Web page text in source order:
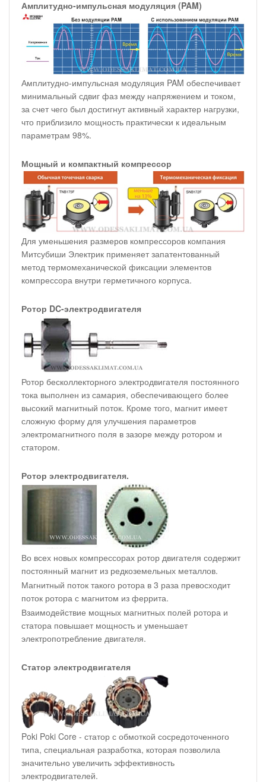
Амплитудно-импульсная модуляция (PAM)
Амплитудно-импульсная модуляция PAM обеспечивает
минимальный сдвиг фаз между напряжением и током,
за счет чего был достигнут активный характер нагрузки,
что приблизило мощность практически к идеальным
параметрам 98%.
Мощный и компактный компрессор
Для уменьшения размеров компрессоров компания
Митсубиши Электрик применяет запатентованный
метод термомеханической фиксации элементов
компрессора внутри герметичного корпуса.
Ротор DC-электродвигателя
Ротор бесколлекторного электродвигателя постоянного
тока выполнен из самария, обеспечивающего более
высокий магнитный поток. Кроме того, магнит имеет
сложную форму для улучшения параметров
электромагнитного поля в зазоре между ротором и
статором.
Ротор электродвигателя.
Во всех новых компрессорах ротор двигателя содержит
постоянный магнит из редкоземельных металлов.
Магнитный поток такого ротора в 3 раза превосходит
поток ротора с магнитом из феррита.
Взаимодействие мощных магнитных полей ротора и
статора повышает мощность и уменьшает
электропотребление двигателя.
Статор электродвигателя
Poki Poki Core - статор с обмоткой сосредоточенного
типа, специальная разработка, которая позволила
значительно увеличить эффективность
электродвигателей.